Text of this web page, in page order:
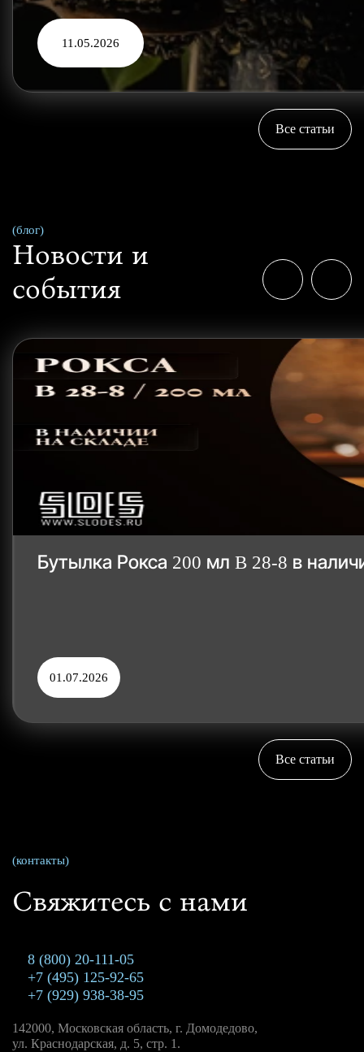
11.05.2026
Все статьи
(блог)
Новости и
события
Бутылка Рокса 200 мл B 28-8 в
01.07.2026
Все статьи
(контакты)
Свяжитесь с нами
8 (800) 20-111-05
+7 (495) 125-92-65
+7 (929) 938-38-95
142000, Московская область, г. Домодедово,
ул. Краснодарская, д. 5, стр. 1.